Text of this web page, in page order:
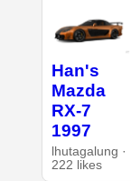
Han's
Mazda
RX-7
1997
lhutagalung ·
222 likes